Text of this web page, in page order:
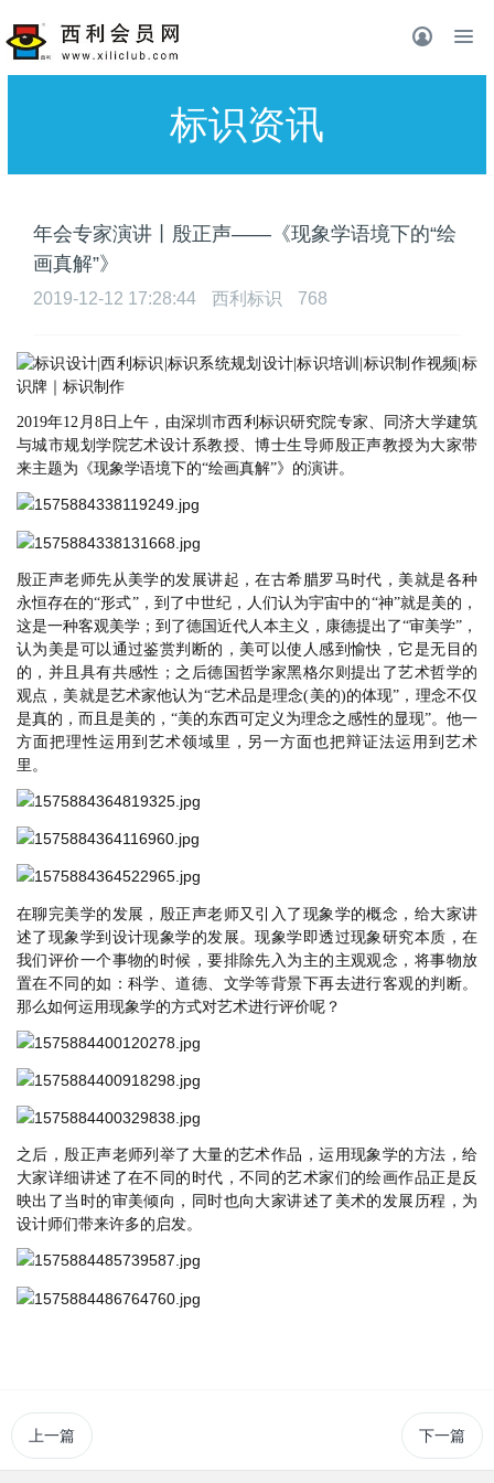
标识资讯
年会专家演讲丨殷正声——《现象学语境下的“绘
画真解”》
2019-12-12 17:28:44 西利标识 768
2019年12月8日上午，由深圳市西利标识研究院专家、同济大学建筑
与城市规划学院艺术设计系教授、博士生导师殷正声教授为大家带
来主题为《现象学语境下的“绘画真解”》的演讲。
殷正声老师先从美学的发展讲起，在古希腊罗马时代，美就是各种
永恒存在的“形式”，到了中世纪，人们认为宇宙中的“神”就是美的，
这是一种客观美学；到了德国近代人本主义，康德提出了“审美学”，
认为美是可以通过鉴赏判断的，美可以使人感到愉快，它是无目的
的，并且具有共感性；之后德国哲学家黑格尔则提出了艺术哲学的
观点，美就是艺术家他认为“艺术品是理念(美的)的体现”，理念不仅
是真的，而且是美的，“美的东西可定义为理念之感性的显现”。他一
方面把理性运用到艺术领域里，另一方面也把辩证法运用到艺术
里。
在聊完美学的发展，殷正声老师又引入了现象学的概念，给大家讲
述了现象学到设计现象学的发展。现象学即透过现象研究本质，在
我们评价一个事物的时候，要排除先入为主的主观观念，将事物放
置在不同的如：科学、道德、文学等背景下再去进行客观的判断。
那么如何运用现象学的方式对艺术进行评价呢？
之后，殷正声老师列举了大量的艺术作品，运用现象学的方法，给
大家详细讲述了在不同的时代，不同的艺术家们的绘画作品正是反
映出了当时的审美倾向，同时也向大家讲述了美术的发展历程，为
设计师们带来许多的启发。
上一篇 下一篇